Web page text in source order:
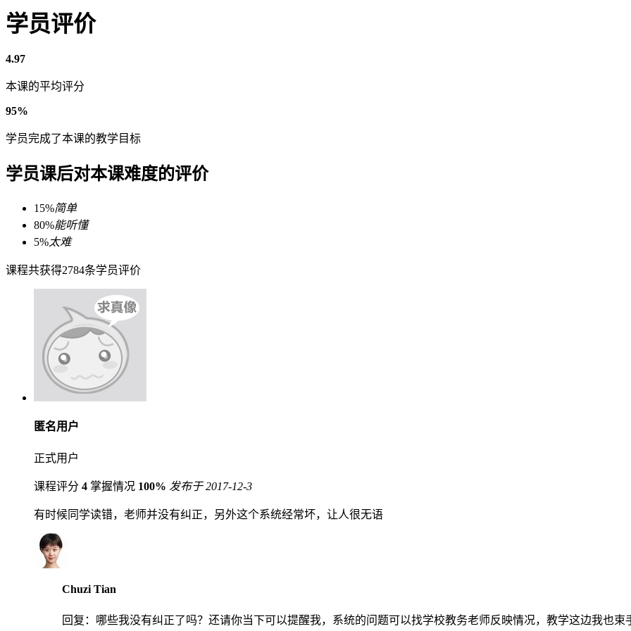
学员评价
4.97
本课的平均评分
95%
学员完成了本课的教学目标
学员课后对本课难度的评价
15%简单
80%能听懂
5%太难
课程共获得2784条学员评价
匿名用户
正式用户
课程评分 4 掌握情况 100% 发布于 2017-12-3
有时候同学读错，老师并没有纠正，另外这个系统经常坏，让人很无语
Chuzi Tian
回复： 哪些我没有纠正了吗？还请你当下可以提醒我，系统的问题可以找学校教务老师反映情况，教学这边我也束